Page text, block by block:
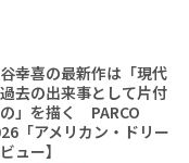
幸喜の最新作は「現代
去の出来事として片付
」を描く PARCO
「アメリカン・ドリー
ュー】